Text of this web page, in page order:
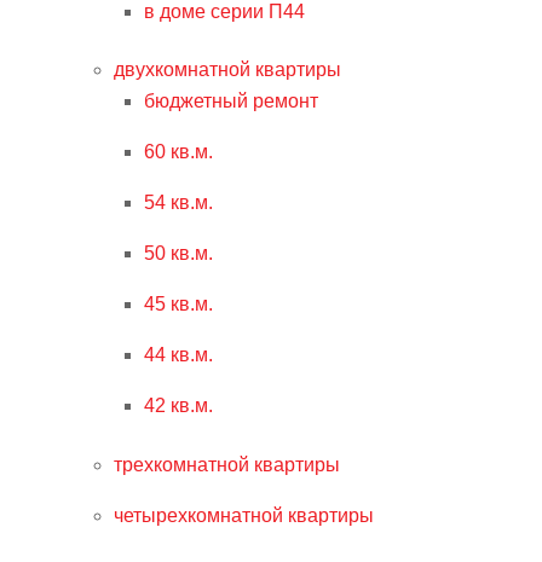
в доме серии П44
двухкомнатной квартиры
бюджетный ремонт
60 кв.м.
54 кв.м.
50 кв.м.
45 кв.м.
44 кв.м.
42 кв.м.
трехкомнатной квартиры
четырехкомнатной квартиры